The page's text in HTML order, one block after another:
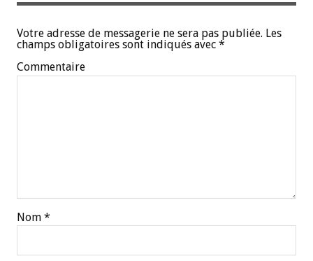
Votre adresse de messagerie ne sera pas publiée. Les
champs obligatoires sont indiqués avec *
Commentaire
Nom *